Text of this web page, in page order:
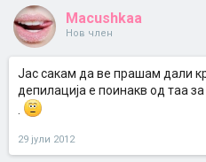
Macushkaa
Нов член
Јас сакам да ве прашам дали
депилација е поинакв од таа
29 јули 2012